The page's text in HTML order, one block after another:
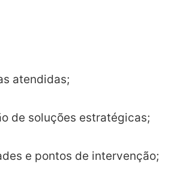
atendidas;
de soluções estratégicas;
e pontos de intervenção;